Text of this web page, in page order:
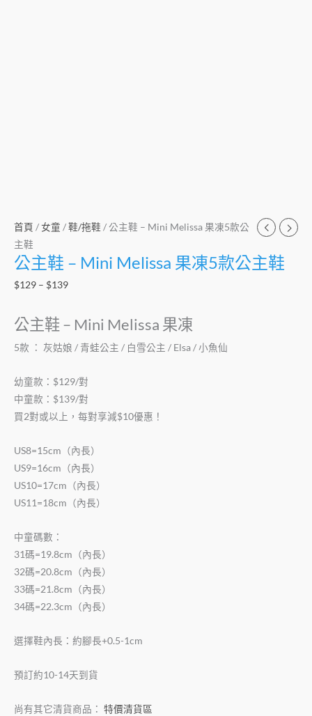
首頁 /女童 /鞋/拖鞋 / 公主鞋 – Mini Melissa 果凍5款公
主鞋
公主鞋 – Mini Melissa 果凍5款公主鞋
$129 – $139
公主鞋 – Mini Melissa 果凍
5款 ： 灰姑娘 / 青蛙公主 / 白雪公主 / Elsa / 小魚仙
幼童款：$129/對
中童款：$139/對
買2對或以上，每對享減$10優惠！
US8=15cm（內長）
US9=16cm（內長）
US10=17cm（內長）
US11=18cm（內長）
中童碼數：
31碼=19.8cm（內長）
32碼=20.8cm（內長）
33碼=21.8cm（內長）
34碼=22.3cm（內長）
選擇鞋內長：約腳長+0.5-1cm
預訂約10-14天到貨
尚有其它清貨商品： 特價清貨區